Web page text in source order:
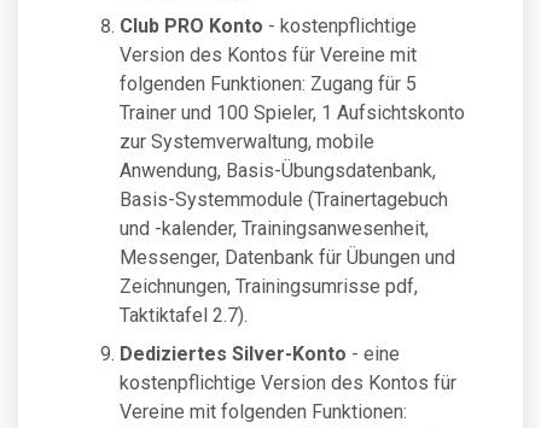
Club PRO Konto - kostenpflichtige
Version des Kontos für Vereine mit
folgenden Funktionen: Zugang für 5
Trainer und 100 Spieler, 1 Aufsichtskonto
zur Systemverwaltung, mobile
Anwendung, Basis-Übungsdatenbank,
Basis-Systemmodule (Trainertagebuch
und -kalender, Trainingsanwesenheit,
Messenger, Datenbank für Übungen und
Zeichnungen, Trainingsumrisse pdf,
Taktiktafel 2.7).
Dediziertes Silver-Konto - eine
kostenpflichtige Version des Kontos für
Vereine mit folgenden Funktionen: